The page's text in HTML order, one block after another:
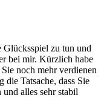
Glücksspiel zu tun und
bei mir. Kürzlich habe
noch mehr verdienen
die Tatsache, dass Sie
alles sehr stabil